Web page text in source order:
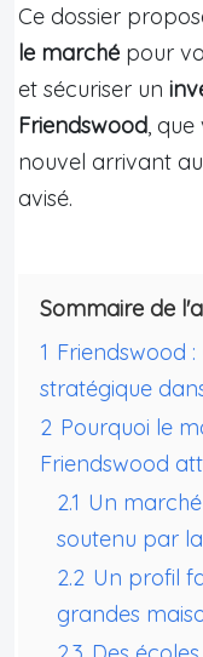
Ce dossier
le marché pour
et sécuriser un
Friendswood, que
nouvel arrivant
avisé.
Sommaire de
1 Friendswood
stratégique
2 Pourquoi le
Friendswood
2.1 Un
soutenu par
2.2 Un profil
grandes